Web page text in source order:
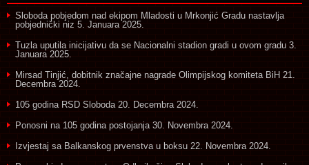
Sloboda pobjedom nad ekipom Mladosti u Mrkonjić Gradu nastavlja
pobjednički niz 5. Januara 2025.
Tuzla uputila inicijativu da se Nacionalni stadion gradi u ovom gradu 3.
Januara 2025.
Mirsad Tinjić, dobitnik značajne nagrade Olimpijskog komiteta BiH 21.
Decembra 2024.
105 godina RSD Sloboda 20. Decembra 2024.
Ponosni na 105 godina postojanja 30. Novembra 2024.
Izvjestaj sa Balkanskog prvenstva u boksu 22. Novembra 2024.